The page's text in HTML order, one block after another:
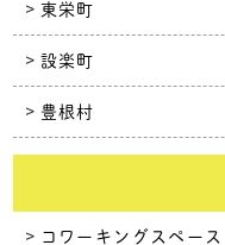
東栄町
設楽町
豊根村
コワーキングスペース